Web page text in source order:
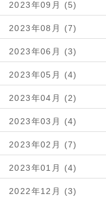
2023年09月 (5)
2023年08月 (7)
2023年06月 (3)
2023年05月 (4)
2023年04月 (2)
2023年03月 (4)
2023年02月 (7)
2023年01月 (4)
2022年12月 (3)